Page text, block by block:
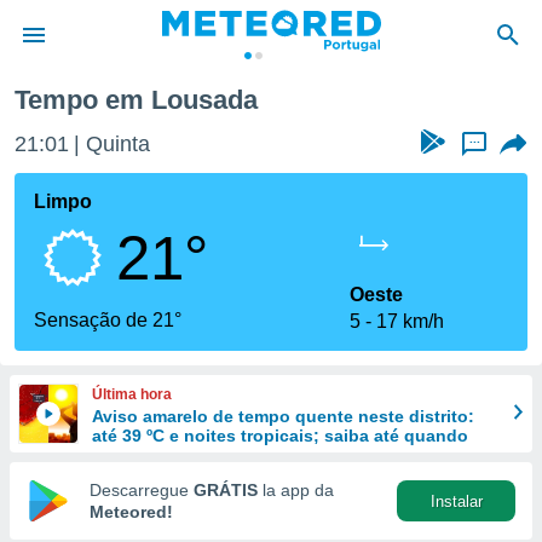
da
foi
fornecidas
a este
das
e
forma
digital
Tempo em Lousada
21:01 Quinta ...
Limpo
21°
Sensação de 21°
Oeste
5
17 km/h
Última hora
Aviso amarelo de tempo quente neste distrito:
até 39 ºC e noites tropicais; saiba até quando
Descarregue GRÁTIS la app da
Meteored!
Instalar